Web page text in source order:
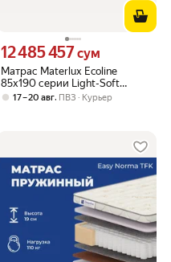
Матрас Materlux Ecoline
85х190 серии Light-Soft
высота 21 см анатомический
Цена 12485457 сум вместо
12 485 457сум
17 – 20 авг, ПВЗ Курьер